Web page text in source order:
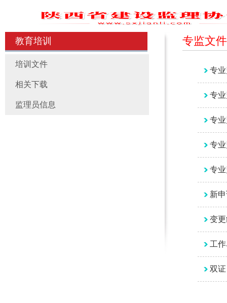
教育培训
培训文件
相关下载
监理员信息
专监文
专
专
专
专
专
新
变
工
双